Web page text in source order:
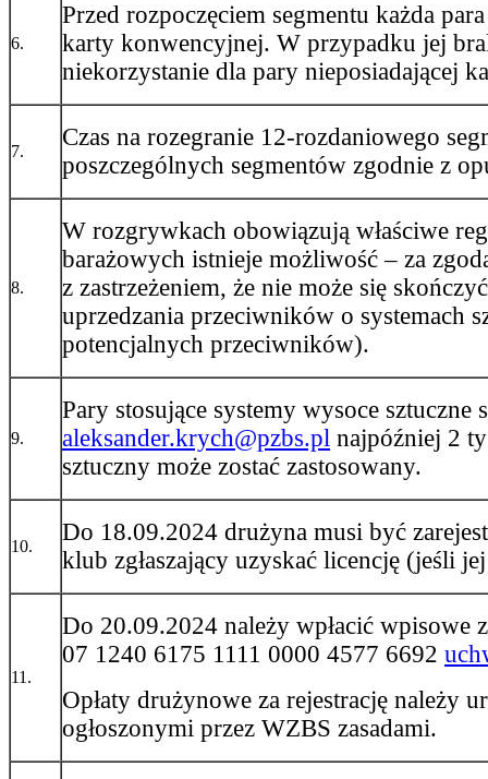
6.
Przed rozpoczęciem segmentu każda
karty konwencyjnej. W przypadku jej
niekorzystanie dla pary nieposiadającej
7.
Czas na rozegranie 12-rozdaniowego
poszczególnych segmentów zgodnie z
8.
W rozgrywkach obowiązują właściwe
barażowych istnieje możliwość – za
z zastrzeżeniem, że nie może się
uprzedzania przeciwników o systemach
potencjalnych przeciwników).
9.
Pary stosujące systemy wysoce sztuczne
aleksander.krych@pzbs.pl najpóźniej 2
sztuczny może zostać zastosowany.
10.
Do 18.09.2024 drużyna musi być
klub zgłaszający uzyskać licencję (jeśli
11.
Do 20.09.2024 należy wpłacić wpisowe
07 1240 6175 1111 0000 4577 6692
Opłaty drużynowe za rejestrację należy
ogłoszonymi przez WZBS zasadami.